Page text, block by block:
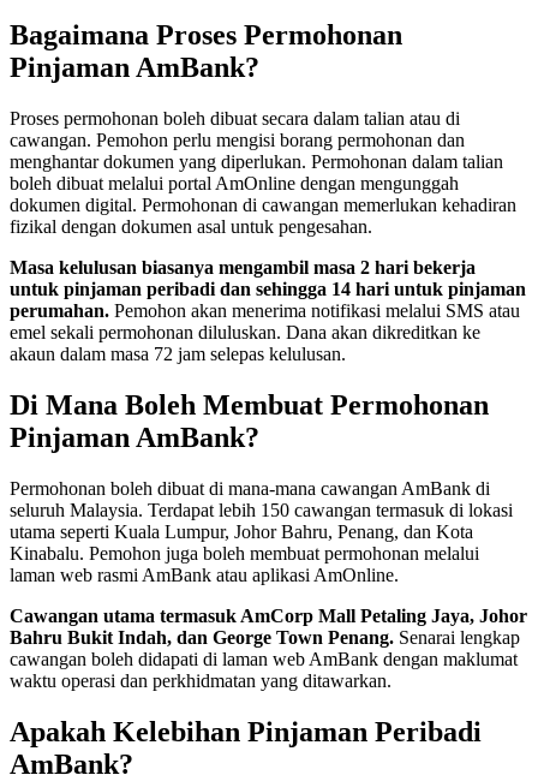
Bagaimana Proses Permohonan
Pinjaman AmBank?
Proses permohonan boleh dibuat secara dalam talian atau di
cawangan. Pemohon perlu mengisi borang permohonan dan
menghantar dokumen yang diperlukan. Permohonan dalam talian
boleh dibuat melalui portal AmOnline dengan mengunggah
dokumen digital. Permohonan di cawangan memerlukan kehadiran
fizikal dengan dokumen asal untuk pengesahan.
Masa kelulusan biasanya mengambil masa 2 hari bekerja
untuk pinjaman peribadi dan sehingga 14 hari untuk pinjaman
perumahan. Pemohon akan menerima notifikasi melalui SMS atau
emel sekali permohonan diluluskan. Dana akan dikreditkan ke
akaun dalam masa 72 jam selepas kelulusan.
Di Mana Boleh Membuat Permohonan
Pinjaman AmBank?
Permohonan boleh dibuat di mana-mana cawangan AmBank di
seluruh Malaysia. Terdapat lebih 150 cawangan termasuk di lokasi
utama seperti Kuala Lumpur, Johor Bahru, Penang, dan Kota
Kinabalu. Pemohon juga boleh membuat permohonan melalui
laman web rasmi AmBank atau aplikasi AmOnline.
Cawangan utama termasuk AmCorp Mall Petaling Jaya, Johor
Bahru Bukit Indah, dan George Town Penang. Senarai lengkap
cawangan boleh didapati di laman web AmBank dengan maklumat
waktu operasi dan perkhidmatan yang ditawarkan.
Apakah Kelebihan Pinjaman Peribadi
AmBank?